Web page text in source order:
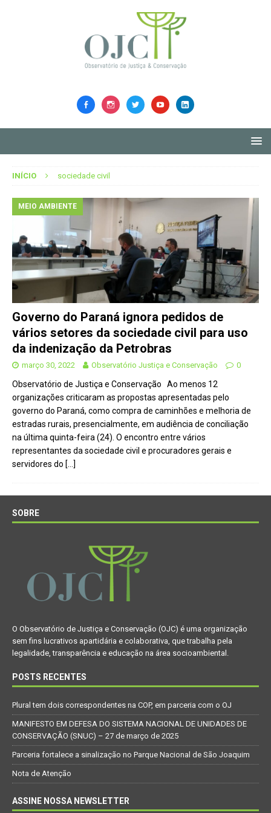
INÍCIO sociedade civil
MEIO AMBIENTE
Governo do Paraná ignora pedidos de
vários setores da sociedade civil para uso
da indenização da Petrobras
março 30, 2022 Observatório Justiça e Conservação 0
Observatório de Justiça e Conservação Ao menos 12
organizações criticaram as propostas apresentadas pelo
governo do Paraná, como compra de caminhões e melhoria de
estradas rurais, presencialmente, em audiência de conciliação
na última quinta-feira (24). O encontro entre vários
representantes da sociedade civil e procuradores gerais e
servidores do […]
SOBRE
O Observatório de Justiça e Conservação (OJC) é uma organização
sem fins lucrativos apartidária e colaborativa, que trabalha pela
legalidade, transparência e educação na área socioambiental.
POSTS RECENTES
Plural tem dois correspondentes na COP, em parceria com o OJ
MANIFESTO EM DEFESA DO SISTEMA NACIONAL DE UNIDADES DE
CONSERVAÇÃO (SNUC) – 27 de março de 2025
Parceria fortalece a sinalização no Parque Nacional de São Joaquim
Nota de Atenção
ASSINE NOSSA NEWSLETTER